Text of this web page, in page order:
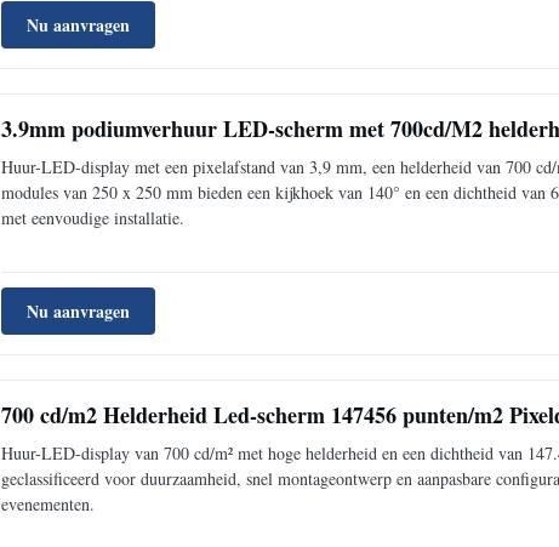
Nu aanvragen
3.9mm podiumverhuur LED-scherm met 700cd/M2
Huur-LED-display met een pixelafstand van 3,9 mm, een helderheid van 700
modules van 250 x 250 mm bieden een kijkhoek van 140° en een dichtheid van
met eenvoudige installatie.
Nu aanvragen
700 cd/m2 Helderheid Led-scherm 147456 punten/m2
Huur-LED-display van 700 cd/m² met hoge helderheid en een dichtheid van
geclassificeerd voor duurzaamheid, snel montageontwerp en aanpasbare
evenementen.